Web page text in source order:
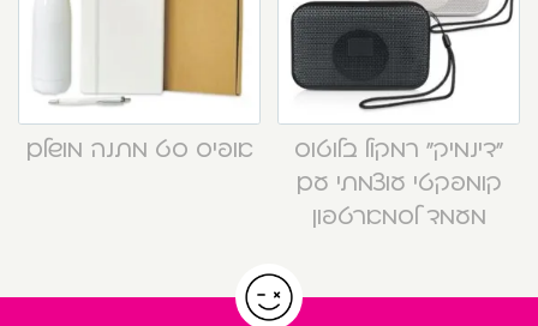
“דינמיק” רמקול בלוטוס
קומפקטי עוצמתי עם
מעמד לסמארטפון
אופיס סט מתנה מושלם